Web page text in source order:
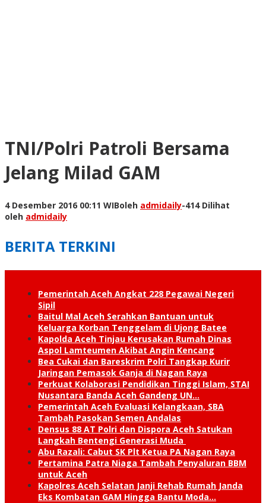
TNI/Polri Patroli Bersama
Jelang Milad GAM
4 Desember 2016 00:11 WIBoleh admidaily-414 Dilihat
oleh admidaily
BERITA TERKINI
Pemerintah Aceh Angkat 228 Pegawai Negeri
Sipil
Baitul Mal Aceh Serahkan Bantuan untuk
Keluarga Korban Tenggelam di Ujong Batee
Kapolda Aceh Tinjau Kerusakan Rumah Dinas
Aspol Lamteumen Akibat Angin Kencang
Bea Cukai dan Bareskrim Polri Tangkap Kurir
Jaringan Pemasok Ganja di Nagan Raya
Perkuat Kolaborasi Pendidikan Tinggi Islam, STAI
Nusantara Banda Aceh Gandeng UN…
Pemerintah Aceh Evaluasi Kelangkaan, SBA
Tambah Pasokan Semen Andalas
Densus 88 AT Polri dan Dispora Aceh Satukan
Langkah Bentengi Generasi Muda
Abu Razali: Cabut SK Plt Ketua PA Nagan Raya
Pertamina Patra Niaga Tambah Penyaluran BBM
untuk Aceh
Kapolres Aceh Selatan Janji Rehab Rumah Janda
Eks Kombatan GAM Hingga Bantu Moda…